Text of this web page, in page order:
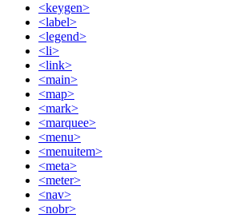
<keygen>
<label>
<legend>
<li>
<link>
<main>
<map>
<mark>
<marquee>
<menu>
<menuitem>
<meta>
<meter>
<nav>
<nobr>